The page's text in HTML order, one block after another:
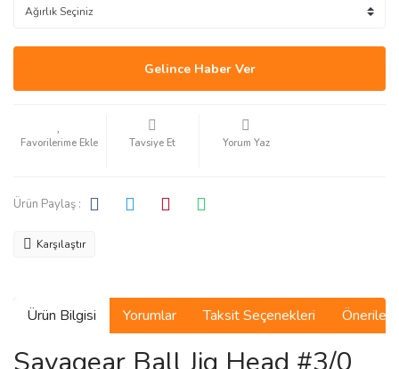
Gelince Haber Ver
Tavsiye Et Yorum Yaz
Ürün Paylaş :
Karşılaştır
Ürün Bilgisi Yorumlar Taksit Seçenekleri